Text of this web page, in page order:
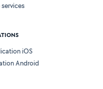
iOS
Android